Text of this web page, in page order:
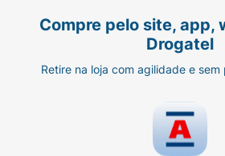
Adicione aBucha Vegetal
ao seu ritual de beleza
diferença de uma pele
planeta com o poder da
Compre pelo site, app,
Drogatel
Retire na loja com agilidade e